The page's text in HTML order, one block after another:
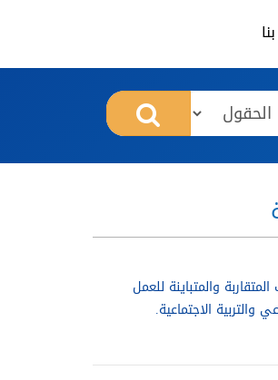
المتقاربة والمتباينة للعمل
والتربية الاجتماعية.